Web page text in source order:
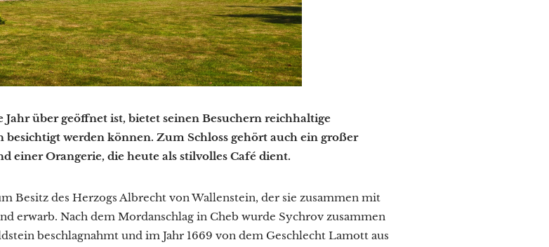
Jahr über geöffnet ist, bietet seinen Besuchern reichhaltige
werden können. Zum Schloss gehört auch ein großer
einer Orangerie, die heute als stilvolles Café dient.
Besitz des Herzogs Albrecht von Wallenstein, der sie zusammen mit
erwarb. Nach dem Mordanschlag in Cheb wurde Sychrov zusammen
beschlagnahmt und im Jahr 1669 von dem Geschlecht Lamott aus